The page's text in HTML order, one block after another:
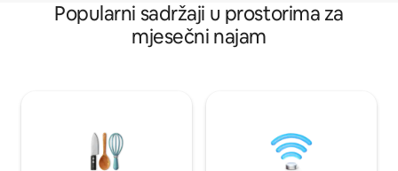
Popularni sadržaji u prostorima za
mjesečni najam